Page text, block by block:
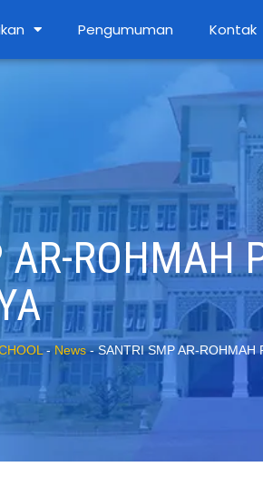
Pengumuman Kontak
ROHMAH
-News-SANTRI SMP AR-ROHMAH